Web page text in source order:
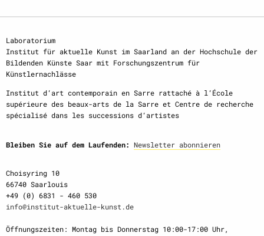
Laboratorium
Institut für aktuelle Kunst im Saarland an der Hochschule der
Bildenden Künste Saar mit Forschungszentrum für
Künstlernachlässe
Institut d‘art contemporain en Sarre rattaché à l‘École
supérieure des beaux-arts de la Sarre et Centre de recherche
spécialisé dans les successions d‘artistes
Bleiben Sie auf dem Laufenden: Newsletter abonnieren
Choisyring 10
66740 Saarlouis
+49 (0) 6831 - 460 530
info@institut-aktuelle-kunst.de
Öffnungszeiten: Montag bis Donnerstag 10:00-17:00 Uhr,